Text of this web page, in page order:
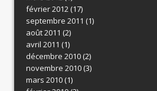
février 2012(17)
septembre 2011 (1)
août 2011 (2)
avril 2011 (1)
décembre 2010(2)
novembre 2010(3)
mars 2010(1)